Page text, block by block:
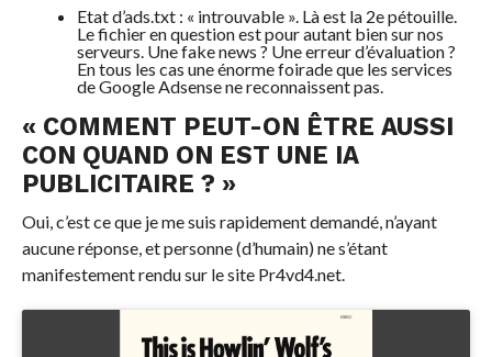
Etat d’ads.txt : « introuvable ». Là est la 2e pétouille.
Le fichier en question est pour autant bien sur nos
serveurs. Une fake news ? Une erreur d’évaluation ?
En tous les cas une énorme foirade que les services
de Google Adsense ne reconnaissent pas.
« COMMENT PEUT-ON ÊTRE AUSSI
CON QUAND ON EST UNE IA
PUBLICITAIRE ? »
Oui, c’est ce que je me suis rapidement demandé, n’ayant
aucune réponse, et personne (d’humain) ne s’étant
manifestement rendu sur le site Pr4vd4.net.